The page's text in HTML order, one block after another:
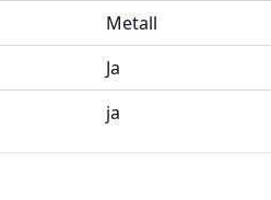
Metall
Ja
ja